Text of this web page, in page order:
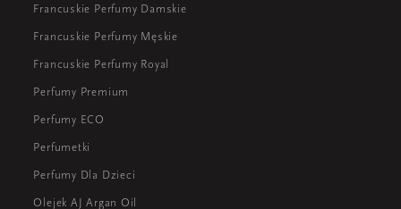
Francuskie Perfumy Damskie
Francuskie Perfumy Męskie
Francuskie Perfumy Royal
Perfumy Premium
Perfumy ECO
Perfumetki
Perfumy Dla Dzieci
Olejek AJ Argan Oil